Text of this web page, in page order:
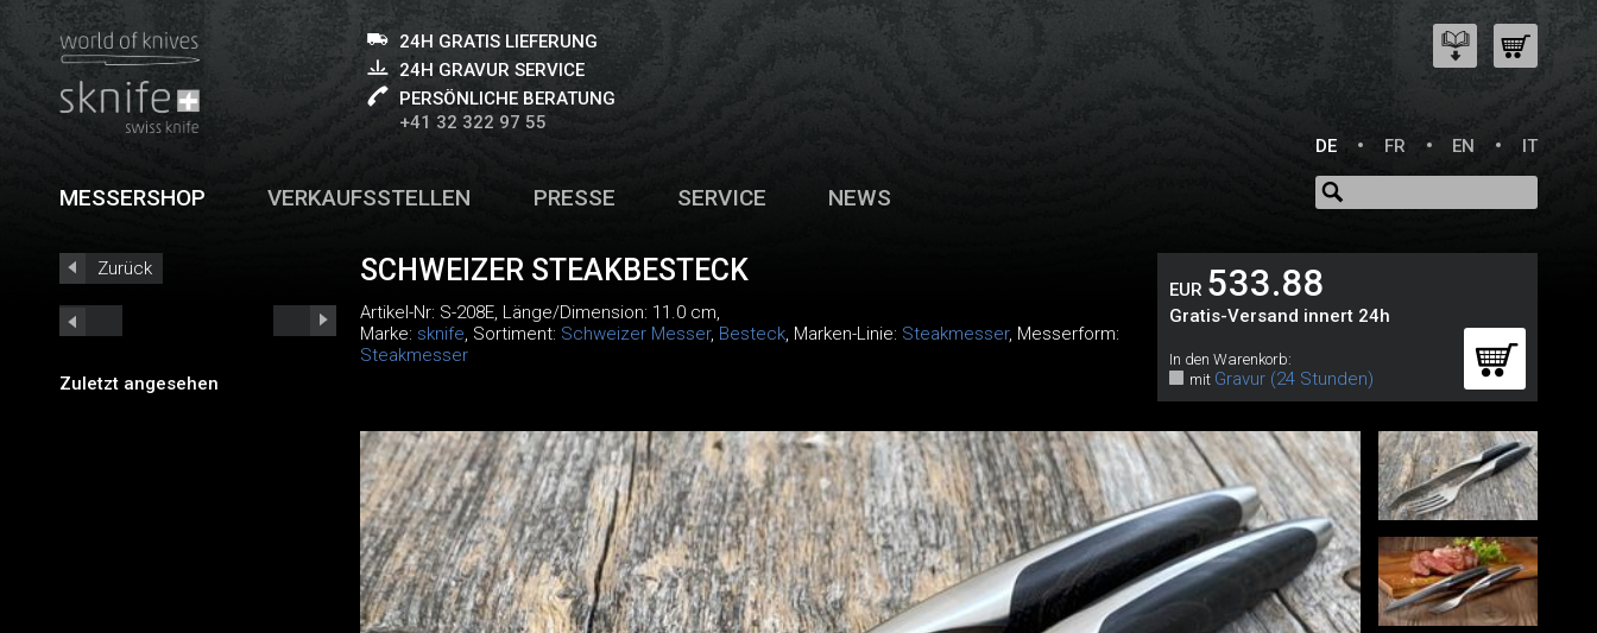
24H GRATIS LIEFERUNG
24H GRAVUR SERVICE
PERSÖNLICHE BERATUNG
+41 32 322 97 55
DE
FR EN IT
MESSERSHOP VERKAUFSSTELLEN PRESSE SERVICE NEWS
Zurück
Zuletzt angesehen
SCHWEIZER STEAKBESTECK
Artikel-Nr: S-208E, Länge/Dimension: 11.0 cm,
Marke: sknife, Sortiment: Schweizer Messer, Besteck, Marken-Linie: Steakmesser, Messerform:
Steakmesser
EUR 533.88
Gratis-Versand innert 24h
In den Warenkorb:
mit Gravur (24 Stunden)